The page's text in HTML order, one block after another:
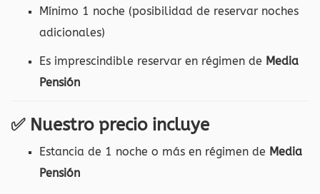
Mínimo 1 noche (posibilidad de reservar noches
adicionales)
Es imprescindible reservar en régimen de Media
Pensión
✅ Nuestro precio incluye
Estancia de 1 noche o más en régimen de Media
Pensión